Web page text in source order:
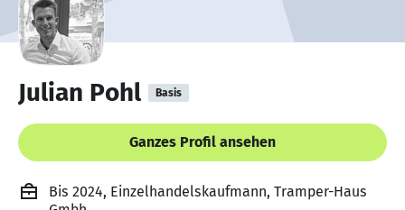
Julian Pohl Basis
Ganzes Profil ansehen
Bis 2024, Einzelhandelskaufmann, Tramper-Haus